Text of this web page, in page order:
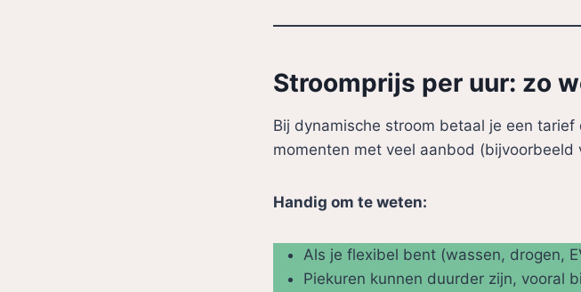
Stroomprijs per uur: zo
Bij dynamische stroom betaal je een
momenten met veel aanbod (bijvoorbeeld
Handig om te weten:
Als je flexibel bent (wassen, drogen,
Piekuren kunnen duurder zijn, vooral